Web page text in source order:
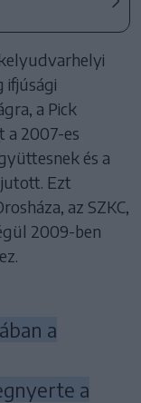
ifjúsági
a Pick
a 2007-es
és a
Ezt
az SZKC,
2009-ben
a
a